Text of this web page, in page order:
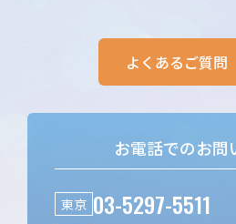
よくあるご質問
お電話でのお問
東京 03-5297-5511